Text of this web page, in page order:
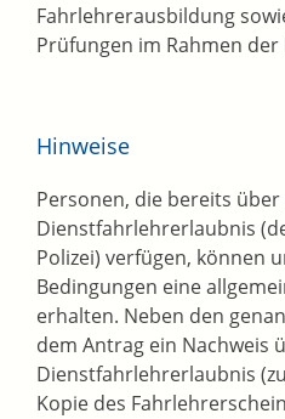
Fahrlehrerausbildung
Prüfungen im Rahmen
Hinweise
Personen, die bereits über
Dienstfahrlehrerlaubnis
Polizei) verfügen, können
Bedingungen eine
erhalten. Neben den
dem Antrag ein Nachweis
Dienstfahrlehrerlaubnis
Kopie des